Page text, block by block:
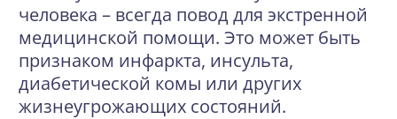
человека – всегда повод для экстренной
медицинской помощи. Это может быть
признаком инфаркта, инсульта,
диабетической комы или других
жизнеугрожающих состояний.